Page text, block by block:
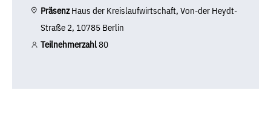
PräsenzHaus der Kreislaufwirtschaft, Von-der Heydt-
Straße 2, 10785 Berlin
Teilnehmerzahl80